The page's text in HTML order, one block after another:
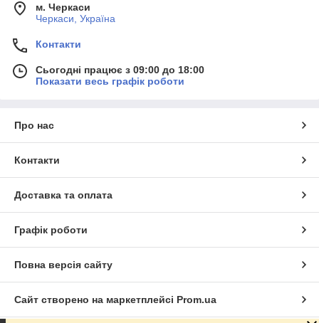
м. Черкаси
Черкаси, Україна
Контакти
Сьогодні працює з 09:00 до 18:00
Показати весь графік роботи
Про нас
Контакти
Доставка та оплата
Графік роботи
Повна версія сайту
Сайт створено на маркетплейсі Prom.ua